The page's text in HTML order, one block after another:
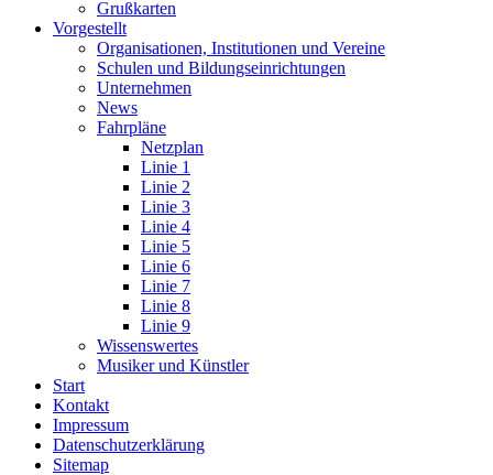
Grußkarten
Vorgestellt
Organisationen, Institutionen und Vereine
Schulen und Bildungseinrichtungen
Unternehmen
News
Fahrpläne
Netzplan
Linie 1
Linie 2
Linie 3
Linie 4
Linie 5
Linie 6
Linie 7
Linie 8
Linie 9
Wissenswertes
Musiker und Künstler
Start
Kontakt
Impressum
Datenschutz­erklärung
Sitemap